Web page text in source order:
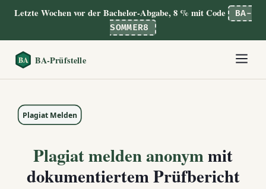
Letzte Wochen vor der Bachelor-Abgabe, 8 % mit Code
BA-
SOMMER8
Plagiat melden anonymmit
dokumentiertem Prüfbericht